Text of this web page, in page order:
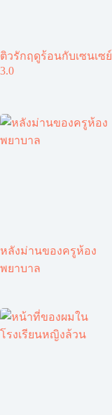
ติวรักฤดูร้อนกับเซนเซย์
3.0
หลังม่านของครูห้อง
พยาบาล